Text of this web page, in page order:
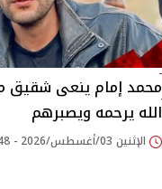
محمد إمام ينعى شقيق
الله يرحمه ويصبرهم
الإثنين 03/أغسطس/2026 - 09:48 م